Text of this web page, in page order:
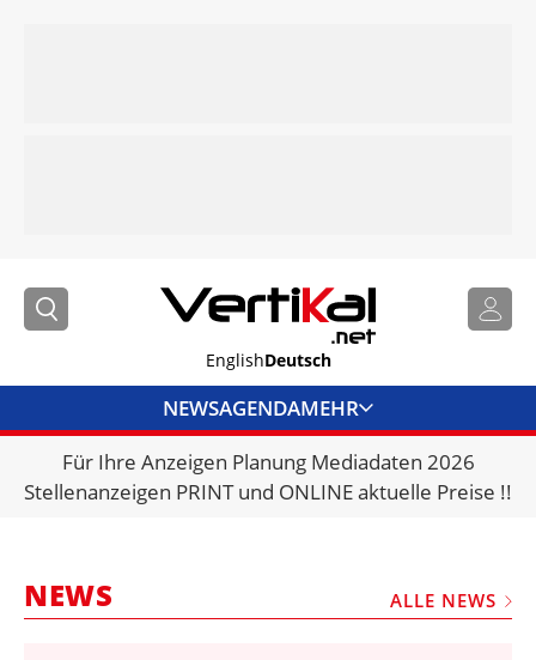
EnglishDeutsch
NEWSAGENDAMEHR
BRANCHENLINKS
VERMIETER
Für Ihre Anzeigen Planung Mediadaten 2026
Stellenanzeigen PRINT und ONLINE aktuelle Preise !!
NEWS ALLE NEWS